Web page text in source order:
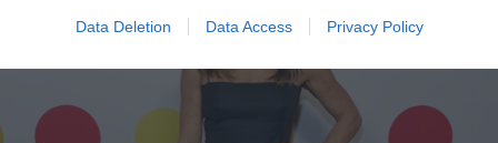
Data Deletion Data Access Privacy Policy